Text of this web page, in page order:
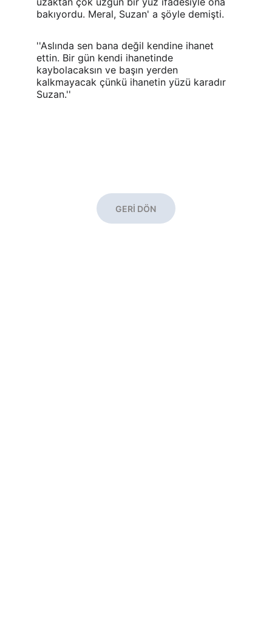
bakıyordu. Meral, Suzan' a şöyle demişti.
''Aslında sen bana değil kendine ihanet
ettin. Bir gün kendi ihanetinde
kaybolacaksın ve başın yerden
kalkmayacak çünkü ihanetin yüzü karadır
Suzan.''
GERİ DÖN